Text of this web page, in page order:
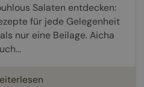
Salaten entdecken:
für jede Gelegenheit
nur eine Beilage. Aicha